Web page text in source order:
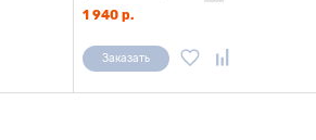
1 940 р.
Заказать